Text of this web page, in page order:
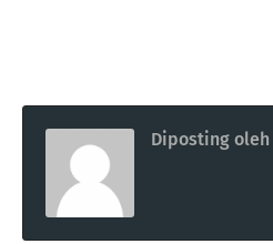
Diposting oleh